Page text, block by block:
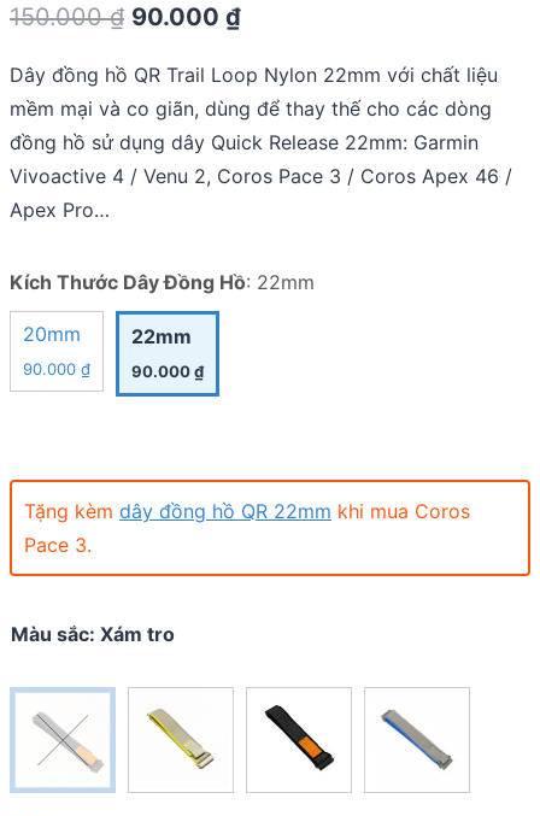
out
150.000₫ Original
was:
150.000 ₫.
90.000 ₫Current
is:
90.000 ₫.
Dây đồng hồ QR Trail Loop Nylon 22mm với chất liệu
mềm mại và co giãn, dùng để thay thế cho các dòng
đồng hồ sử dụng dây Quick Release 22mm: Garmin
Vivoactive 4 / Venu 2, Coros Pace 3 / Coros Apex 46 /
Apex Pro…
Kích Thước Dây Đồng Hồ: 22mm
20mm
90.000 ₫
22mm
90.000₫
Tặng kèm dây đồng hồ QR 22mm khi mua Coros
Pace 3.
Màu sắc: Xám tro